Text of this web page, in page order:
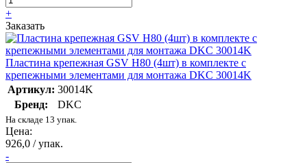
+
Заказать
Пластина крепежная GSV H80 (4шт) в комплекте с
крепежными элементами для монтажа DKC 30014K
Артикул: 30014K
Бренд:
DKC
На складе 13 упак.
Цена:
926,0 / упак.
-